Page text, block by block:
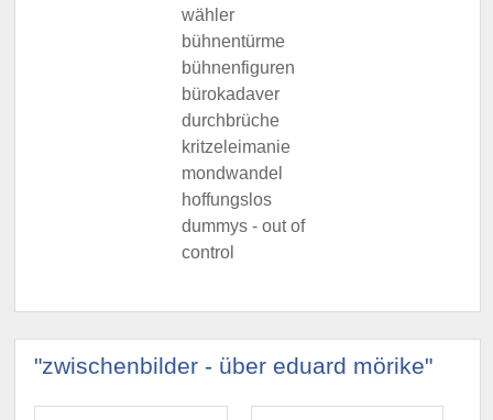
wähler
bühnentürme
bühnenfiguren
bürokadaver
durchbrüche
kritzeleimanie
mondwandel
hoffungslos
dummys - out of
control
"zwischenbilder - über eduard mörike"